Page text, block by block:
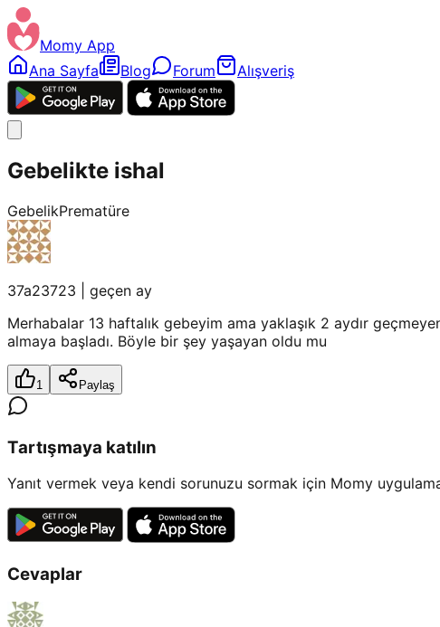
Momy App
Ana Sayfa
Blog Forum Alışveriş
Gebelikte ishal
GebelikPrematüre
37a23723
geçen ay
Merhabalar 13 haftalık gebeyim ama yaklaşık 2 aydır
almaya başladı. Böyle bir şey yaşayan oldu mu
1 Paylaş
Tartışmaya katılın
Yanıt vermek veya kendi sorunuzu sormak için Momy
Cevaplar